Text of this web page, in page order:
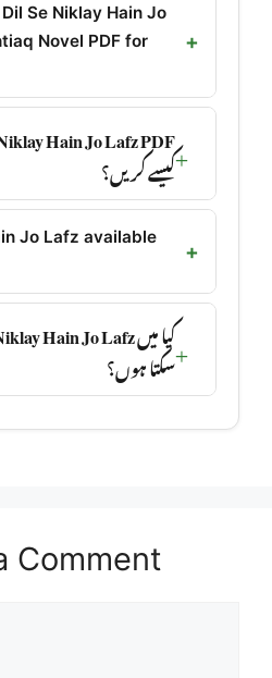
Se Niklay Hain Jo
Novel PDF for
کیسے کریں؟
Jo Lafz available
سکتا ہوں؟
Comment